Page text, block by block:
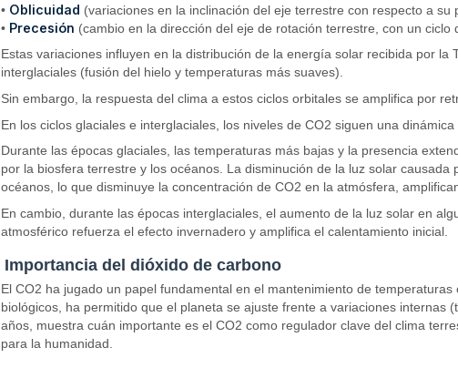
• Oblicuidad (variaciones en la inclinación del eje terrestre con respecto a
• Precesión (cambio en la dirección del eje de rotación terrestre, con un ciclo
Estas variaciones influyen en la distribución de la energía solar recibida por
interglaciales (fusión del hielo y temperaturas más suaves).
Sin embargo, la respuesta del clima a estos ciclos orbitales se amplifica por
En los ciclos glaciales e interglaciales, los niveles de CO2 siguen una dinámica
Durante las épocas glaciales, las temperaturas más bajas y la presencia
por la biosfera terrestre y los océanos. La disminución de la luz solar
océanos, lo que disminuye la concentración de CO2 en la atmósfera,
En cambio, durante las épocas interglaciales, el aumento de la luz solar en
atmosférico refuerza el efecto invernadero y amplifica el calentamiento inicial.
Importancia del dióxido de carbono
El CO2 ha jugado un papel fundamental en el mantenimiento de
biológicos, ha permitido que el planeta se ajuste frente a variaciones
años, muestra cuán importante es el CO2 como regulador clave del clima
para la humanidad.